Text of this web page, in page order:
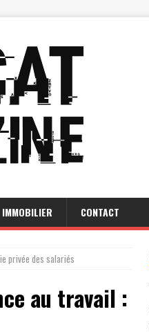
IMMOBILIER CONTACT
privée des salariés
au travail :